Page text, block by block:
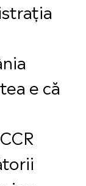
e că